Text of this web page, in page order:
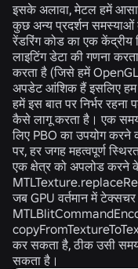
इसके अलावा, मेटल हमें
कुछ अन्य प्रदर्शन समस्याओं
रेंडरिंग कोड का एक केंद्रीय
लाइटिंग डेटा की गणना
करता है (जिसे हमें
अपडेट आंशिक हैं इसलिए
हमें इस बात पर निर्भर
कैसे लागू करता है। एक
लिए PBO का उपयोग करने
पर, हर जगह महत्वपूर्ण
एक क्षेत्र को अपलोड करने
जब GPU वर्तमान में टेक्सचर
कर सकता है, ठीक उसी
सकता है।